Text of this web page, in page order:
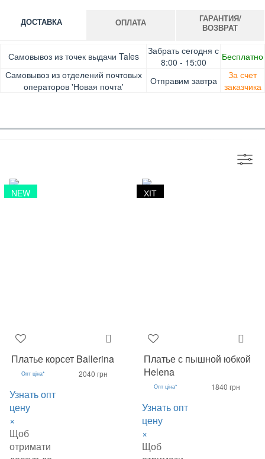
ДОСТАВКА
Самовывоз из точек выдачи Tales
Забрать сегодня с
8:00 - 15:00
Бесплатно
Самовывоз из отделений почтовых
операторов 'Новая почта'
Отправим завтра
За счет
заказчика
ОПЛАТА
Оплата при получении товара, Картой онлайн, Google
Pay, Безналичными для юридических лиц, Безналичными
для физических лиц, Apple Pay, Mastercard, Visa
ГАРАНТИЯ/
ВОЗВРАТ
Гарантия. Обмен/возврат товара в течение 14 дней.
Доставка за счет заказчика
NEW
Платье корсет Ballerina
Опт ціна*
Узнать опт
цену
×
Щоб
отримати
2040 грн
ХІТ
Платье с пышной юбкой
Helena
Опт ціна*
Узнать опт
цену
×
Щоб
1840 грн